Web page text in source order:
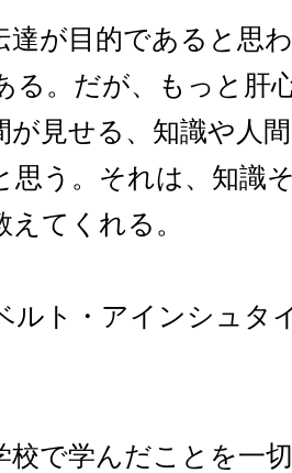
達が目的であると思
る。だが、もっと肝
が見せる、知識や人
思う。それは、知識
てくれる。
ルト・アインシュタ
校で学んだことを一